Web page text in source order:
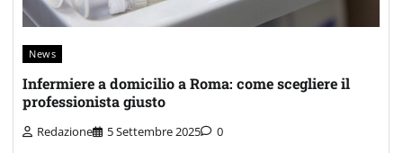
News
Infermiere a domicilio a Roma: come scegliere il
professionista giusto
Redazione 5 Settembre 2025 0